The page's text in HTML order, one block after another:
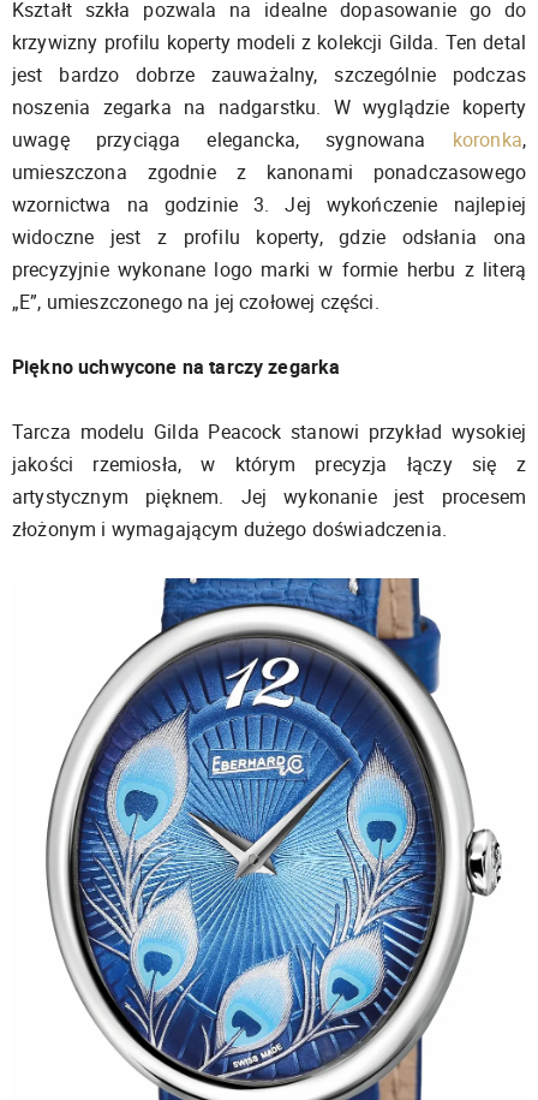
Kształt szkła pozwala na idealne dopasowanie go do
krzywizny profilu koperty modeli z kolekcji Gilda. Ten detal
jest bardzo dobrze zauważalny, szczególnie podczas
noszenia zegarka na nadgarstku. W wyglądzie koperty
uwagę przyciąga elegancka, sygnowana koronka,
umieszczona zgodnie z kanonami ponadczasowego
wzornictwa na godzinie 3. Jej wykończenie najlepiej
widoczne jest z profilu koperty, gdzie odsłania ona
precyzyjnie wykonane logo marki w formie herbu z literą
„E”, umieszczonego na jej czołowej części.
Piękno uchwycone na tarczy zegarka
Tarcza modelu Gilda Peacock stanowi przykład wysokiej
jakości rzemiosła, w którym precyzja łączy się z
artystycznym pięknem. Jej wykonanie jest procesem
złożonym i wymagającym dużego doświadczenia.